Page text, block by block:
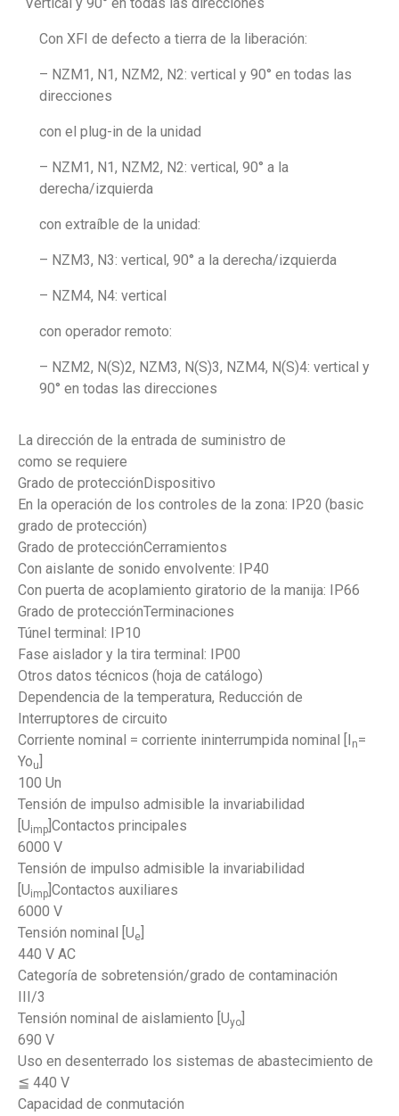
Con XFI de defecto a tierra de la liberación:
– NZM1, N1, NZM2, N2: vertical y 90° en todas las
direcciones
con el plug-in de la unidad
– NZM1, N1, NZM2, N2: vertical, 90° a la
derecha/izquierda
con extraíble de la unidad:
– NZM3, N3: vertical, 90° a la derecha/izquierda
– NZM4, N4: vertical
con operador remoto:
– NZM2, N(S)2, NZM3, N(S)3, NZM4, N(S)4: vertical y
90° en todas las direcciones
La dirección de la entrada de suministro de
como se requiere
Grado de protecciónDispositivo
En la operación de los controles de la zona: IP20 (basic
grado de protección)
Grado de protecciónCerramientos
Con aislante de sonido envolvente: IP40
Con puerta de acoplamiento giratorio de la manija: IP66
Grado de protecciónTerminaciones
Túnel terminal: IP10
Fase aislador y la tira terminal: IP00
Otros datos técnicos (hoja de catálogo)
Dependencia de la temperatura, Reducción de
Interruptores de circuito
Corriente nominal = corriente ininterrumpida nominal [I n=
You
100 Un
Tensión de impulso admisible la invariabilidad
[Uimp ]Contactos principales
6000 V
Tensión de impulso admisible la invariabilidad
[Uimp ]Contactos auxiliares
6000 V
Tensión nominal [Ue
440 V AC
Categoría de sobretensión/grado de contaminación
III/3
Tensión nominal de aislamiento [Uyo
690 V
Uso en desenterrado los sistemas de abastecimiento de
≦ 440 V
Capacidad de conmutación